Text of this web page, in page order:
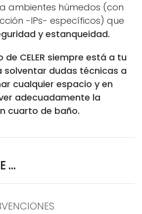
ambientes húmedos (con
-IPs- específicos) que
y estanqueidad.
de CELER siempre está a tu
solventar dudas técnicas a
cualquier espacio y en
adecuadamente la
cuarto de baño.
…